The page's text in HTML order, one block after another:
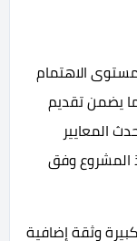
الاهتمام
يضمن تقديم
المعايير
المشروع وفق
وثقة إضافية